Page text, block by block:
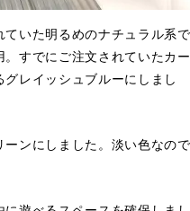
いた明るめのナチュラル系で
すでにご注文されていたカー
レイッシュブルーにしまし
ンにしました。淡い色なので